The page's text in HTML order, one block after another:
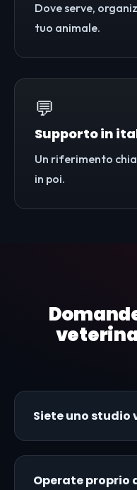
Dove serve,
tuo animale.
💬
Supporto in
Un riferimento
in poi.
Siete uno studio
Operate proprio